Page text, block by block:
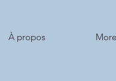
À propos More